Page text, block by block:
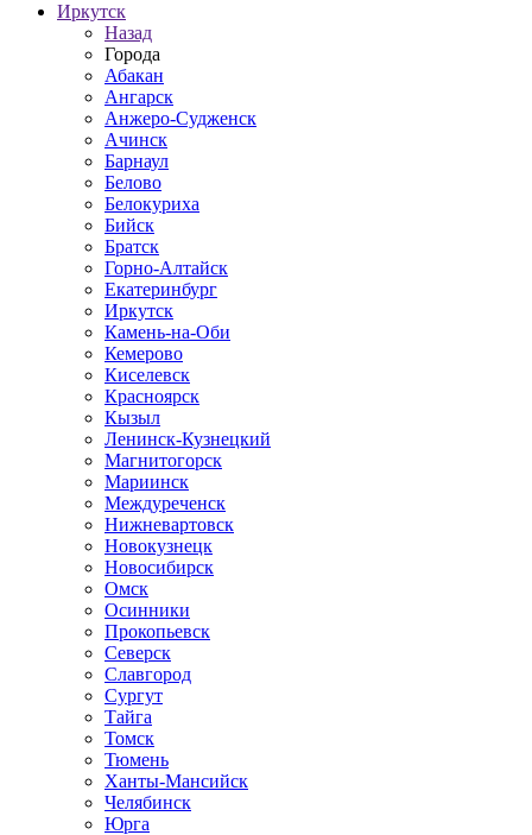
Иркутск
Назад
Города
Абакан
Ангарск
Анжеро-Судженск
Ачинск
Барнаул
Белово
Белокуриха
Бийск
Братск
Горно-Алтайск
Екатеринбург
Иркутск
Камень-на-Оби
Кемерово
Киселевск
Красноярск
Кызыл
Ленинск-Кузнецкий
Магнитогорск
Мариинск
Междуреченск
Нижневартовск
Новокузнецк
Новосибирск
Омск
Осинники
Прокопьевск
Северск
Славгород
Сургут
Тайга
Томск
Тюмень
Ханты-Мансийск
Челябинск
Юрга